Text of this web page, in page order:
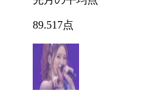
89.517点